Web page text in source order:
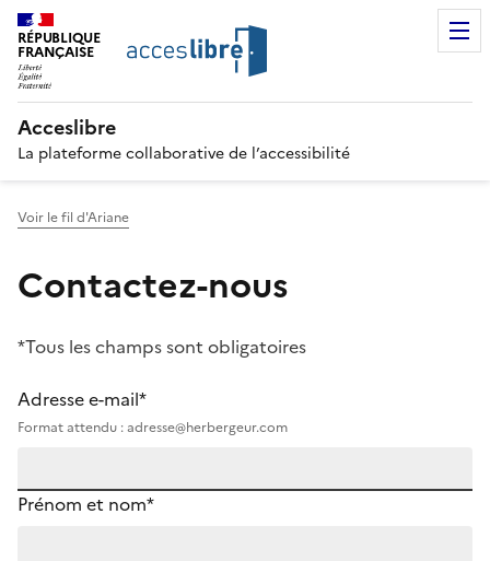
RÉPUBLIQUE
FRANÇAISE
Acceslibre
La plateforme collaborative de l’accessibilité
Voir le fil d'Ariane
Contactez-nous
*Tous les champs sont obligatoires
Adresse e-mail*
Format attendu : adresse@herbergeur.com
Prénom et nom*